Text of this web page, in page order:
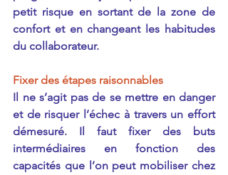
petit risque en sortant de la zone de
confort et en changeant les habitudes
du collaborateur.
Fixer des étapes raisonnables
Il ne s’agit pas de se mettre en danger
et de risquer l’échec à travers un effort
démesuré. Il faut fixer des buts
intermédiaires en fonction des
capacités que l’on peut mobiliser chez